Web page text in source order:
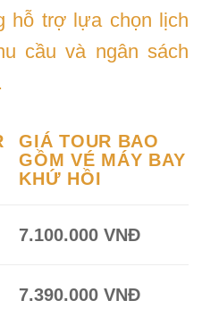
hỗ trợ lựa chọn lịch
cầu và ngân sách
GIÁ TOUR BAO
GỒM VÉ MÁY BAY
KHỨ HỒI
7.100.000 VNĐ
7.390.000 VNĐ